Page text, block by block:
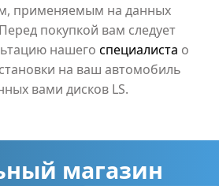
применяемым на данных
покупкой вам следует
нашего специалиста о
на ваш автомобиль
вами дисков LS.
магазин